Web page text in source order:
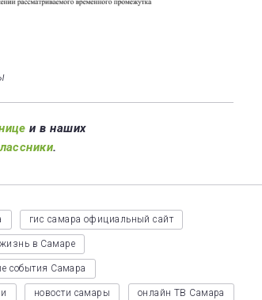
и в наших
.
гис самара официальный сайт
жизнь в Самаре
события Самара
новости самары онлайн ТВ Самара